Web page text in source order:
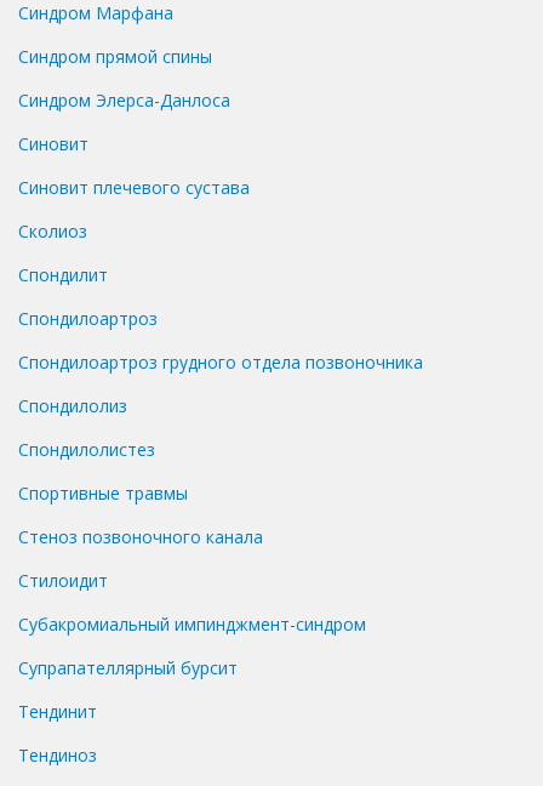
Синдром Марфана
Синдром прямой спины
Синдром Элерса-Данлоса
Синовит
Синовит плечевого сустава
Сколиоз
Спондилит
Спондилоартроз
Спондилоартроз грудного отдела позвоночника
Спондилолиз
Спондилолистез
Спортивные травмы
Стеноз позвоночного канала
Стилоидит
Субакромиальный импинджмент-синдром
Супрапателлярный бурсит
Тендинит
Тендиноз